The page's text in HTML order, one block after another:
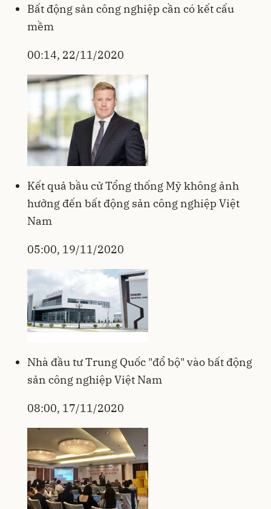
Bất động sản công nghiệp cần có kết cấu
mềm
00:14, 22/11/2020
Kết quả bầu cử Tổng thống Mỹ không ảnh
hưởng đến bất động sản công nghiệp Việt
Nam
05:00, 19/11/2020
Nhà đầu tư Trung Quốc "đổ bộ" vào bất động
sản công nghiệp Việt Nam
08:00, 17/11/2020